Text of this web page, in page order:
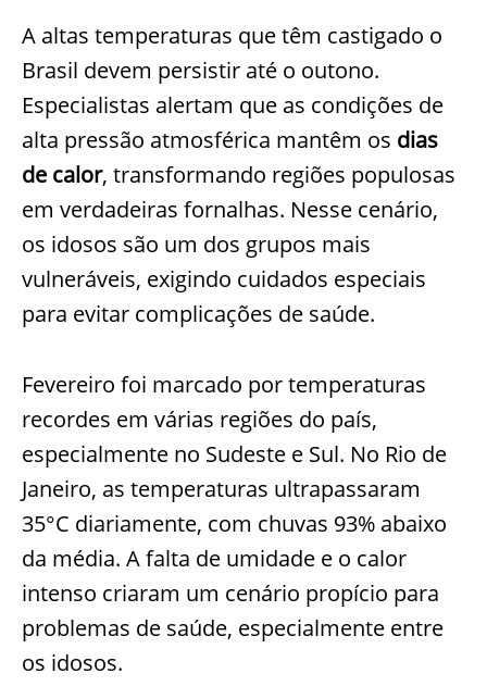
A altas temperaturas que têm castigado o
Brasil devem persistir até o outono.
Especialistas alertam que as condições de
alta pressão atmosférica mantêm os dias
de calor, transformando regiões populosas
em verdadeiras fornalhas. Nesse cenário,
os idosos são um dos grupos mais
vulneráveis, exigindo cuidados especiais
para evitar complicações de saúde.
Fevereiro foi marcado por temperaturas
recordes em várias regiões do país,
especialmente no Sudeste e Sul. No Rio de
Janeiro, as temperaturas ultrapassaram
35°C diariamente, com chuvas 93% abaixo
da média. A falta de umidade e o calor
intenso criaram um cenário propício para
problemas de saúde, especialmente entre
os idosos.